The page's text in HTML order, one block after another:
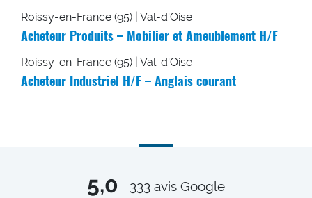
Roissy-en-France (95) | Val-d'Oise
Acheteur Produits – Mobilier et Ameublement H/F
Roissy-en-France (95) | Val-d'Oise
Acheteur Industriel H/F – Anglais courant
5,0 333 avis Google